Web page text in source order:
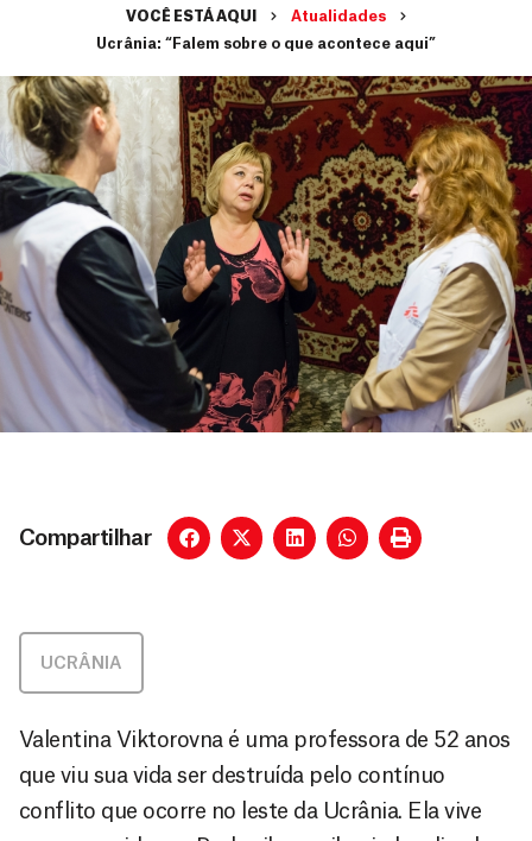
VOCÊ ESTÁ AQUI
Atualidades
Ucrânia: “Falem sobre o que acontece aqui”
Compartilhar
UCRÂNIA
Valentina Viktorovna é uma professora de 52 anos
que viu sua vida ser destruída pelo contínuo
conflito que ocorre no leste da Ucrânia. Ela vive